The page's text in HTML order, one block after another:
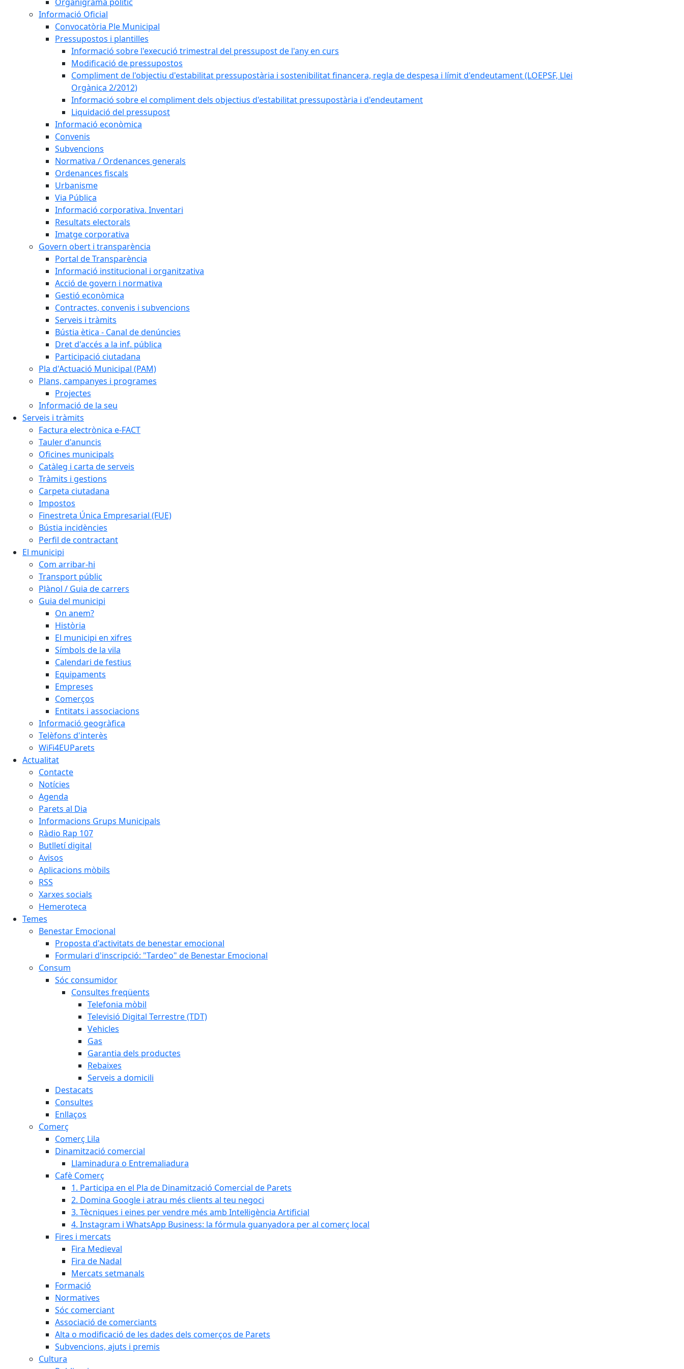
Informació Oficial
Convocatòria Ple Municipal
Pressupostos i plantilles
Informació sobre l'execució trimestral del pressupost de l'any en curs
Modificació de pressupostos
Compliment de l'objectiu d'estabilitat pressupostària i sostenibilitat financera, regla de despesa i límit d'endeutament (LOEPSF, Llei
Orgànica 2/2012)
Informació sobre el compliment dels objectius d'estabilitat pressupostària i d'endeutament
Liquidació del pressupost
Informació econòmica
Convenis
Subvencions
Normativa / Ordenances generals
Ordenances fiscals
Urbanisme
Via Pública
Informació corporativa. Inventari
Resultats electorals
Imatge corporativa
Govern obert i transparència
Portal de Transparència
Informació institucional i organitzativa
Acció de govern i normativa
Gestió econòmica
Contractes, convenis i subvencions
Serveis i tràmits
Bústia ètica - Canal de denúncies
Dret d'accés a la inf. pública
Participació ciutadana
Pla d'Actuació Municipal (PAM)
Plans, campanyes i programes
Projectes
Informació de la seu
Serveis i tràmits
Factura electrònica e-FACT
Tauler d'anuncis
Oficines municipals
Catàleg i carta de serveis
Tràmits i gestions
Carpeta ciutadana
Impostos
Finestreta Única Empresarial (FUE)
Bústia incidències
Perfil de contractant
El municipi
Com arribar-hi
Transport públic
Plànol / Guia de carrers
Guia del municipi
On anem?
Història
El municipi en xifres
Símbols de la vila
Calendari de festius
Equipaments
Empreses
Comerços
Entitats i associacions
Informació geogràfica
Telèfons d'interès
WiFi4EUParets
Actualitat
Contacte
Notícies
Agenda
Parets al Dia
Informacions Grups Municipals
Ràdio Rap 107
Butlletí digital
Avisos
Aplicacions mòbils
RSS
Xarxes socials
Hemeroteca
Temes
Benestar Emocional
Proposta d'activitats de benestar emocional
Formulari d'inscripció: "Tardeo" de Benestar Emocional
Consum
Sóc consumidor
Consultes freqüents
Telefonia mòbil
Televisió Digital Terrestre (TDT)
Vehicles
Gas
Garantia dels productes
Rebaixes
Serveis a domicili
Destacats
Consultes
Enllaços
Comerç
Comerç Lila
Dinamització comercial
Llaminadura o Entremaliadura
Cafè Comerç
1. Participa en el Pla de Dinamització Comercial de Parets
2. Domina Google i atrau més clients al teu negoci
3. Tècniques i eines per vendre més amb Intel·ligència Artificial
4. Instagram i WhatsApp Business: la fórmula guanyadora per al comerç local
Fires i mercats
Fira Medieval
Fira de Nadal
Mercats setmanals
Formació
Normatives
Sóc comerciant
Associació de comerciants
Alta o modificació de les dades dels comerços de Parets
Subvencions, ajuts i premis
Cultura